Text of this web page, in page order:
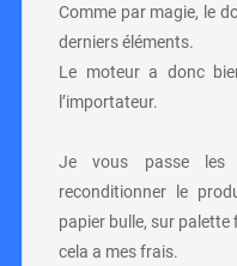
Comme par magie, le
derniers éléments.
Le moteur a donc
l’importateur.
Je vous passe les
reconditionner le
papier bulle, sur palette
cela a mes frais.